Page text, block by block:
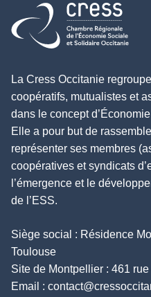
Retour à l'accueil
La Cress Occitanie
coopératifs, mutualistes et
dans le concept
Elle a pour but de
représenter ses membres
coopératives et syndicats
l’émergence et le
de l’ESS.
Siège social : Résidence
Toulouse
Site de Montpellier : 461
Email :